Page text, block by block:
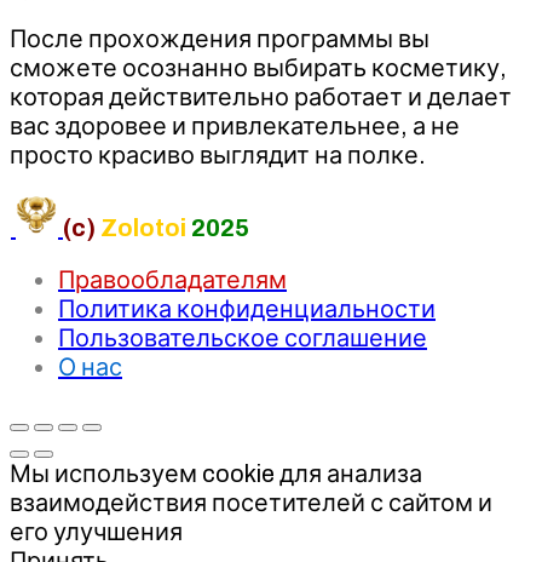
После прохождения программы вы
сможете осознанно выбирать косметику,
которая действительно работает и делает
вас здоровее и привлекательнее, а не
просто красиво выглядит на полке.
(c) Zolotoi 2025
Правообладателям
Политика конфиденциальности
Пользовательское соглашение
О нас
Мы используем cookie для анализа
взаимодействия посетителей с сайтом и
его улучшения